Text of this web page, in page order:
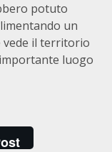
potuto
un
vede il territorio
luogo